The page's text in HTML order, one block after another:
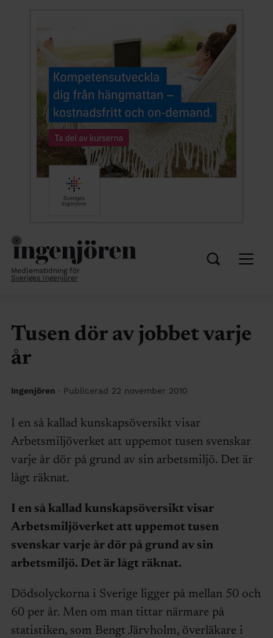
Medlemstidning för
Sveriges Ingenjörer
Tusen dör av jobbet varje
år
Ingenjören · Publicerad 22 november 2010
I en så kallad kunskapsöversikt visar
Arbetsmiljöverket att uppemot tusen svenskar
varje år dör på grund av sin arbetsmiljö. Det är
lågt räknat.
I en så kallad kunskapsöversikt visar
Arbetsmiljöverket att uppemot tusen
svenskar varje år dör på grund av sin
arbetsmiljö. Det är lågt räknat.
Dödsolyckorna i Sverige ligger på mellan 50 och
60 per år. Men om man tittar närmare på
statistiken, som Bengt Järvholm, överläkare i